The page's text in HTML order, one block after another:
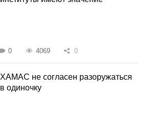
0 4069 0
ХАМАС не согласен разоружаться
в одиночку